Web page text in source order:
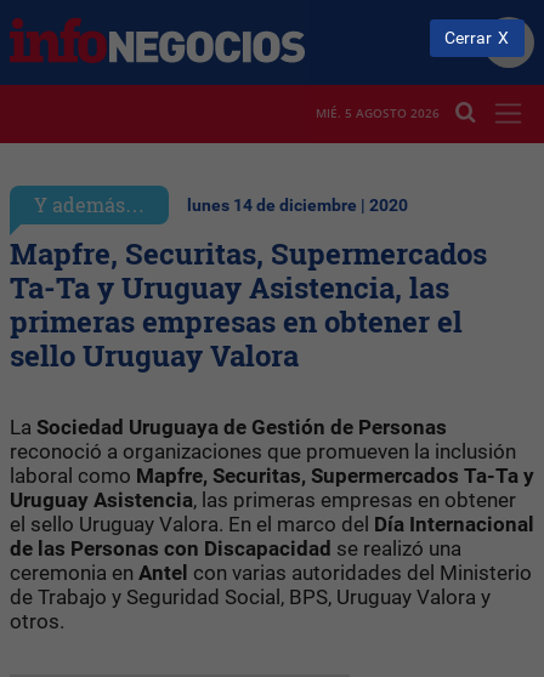
MIÉ. 5 AGOSTO 2026
Y además… lunes 14 de diciembre | 2020
Mapfre, Securitas, Supermercados
Ta-Ta y Uruguay Asistencia, las
primeras empresas en obtener el
sello Uruguay Valora
La Sociedad Uruguaya de Gestión de Personas
reconoció a organizaciones que promueven la inclusión
laboral como Mapfre, Securitas, Supermercados Ta-Ta y
Uruguay Asistencia, las primeras empresas en obtener
el sello Uruguay Valora. En el marco del Día Internacional
de las Personas con Discapacidad se realizó una
ceremonia en Antel con varias autoridades del Ministerio
de Trabajo y Seguridad Social, BPS, Uruguay Valora y
otros.
Cerrar